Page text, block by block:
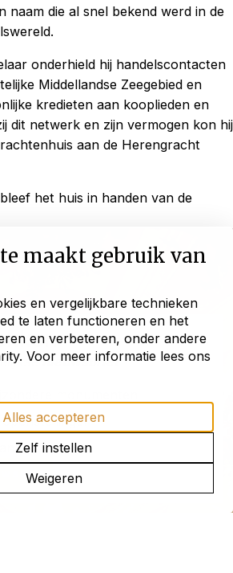
maakt gebruik van
en vergelijkbare technieken
te laten functioneren en het
en verbeteren, onder andere
Voor meer informatie lees ons
Alles accepteren
Weigeren
Zelf instellen
naam die al snel bekend werd in de
onderhield hij handelscontacten
Middellandse Zeegebied en
kredieten aan kooplieden en
dit netwerk en zijn vermogen kon hij
aan de Herengracht
het huis in handen van de
nieuwsbrief
openstellingen